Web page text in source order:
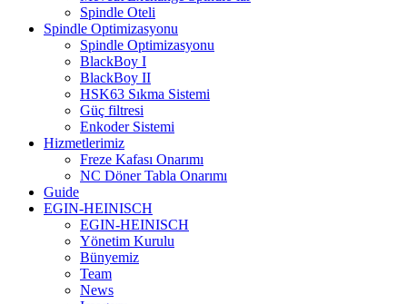
Spindle Oteli
Spindle Optimizasyonu
Spindle Optimizasyonu
BlackBoy I
BlackBoy II
HSK63 Sıkma Sistemi
Güç filtresi
Enkoder Sistemi
Hizmetlerimiz
Freze Kafası Onarımı
NC Döner Tabla Onarımı
Guide
EGIN-HEINISCH
EGIN-HEINISCH
Yönetim Kurulu
Bünyemiz
Team
News